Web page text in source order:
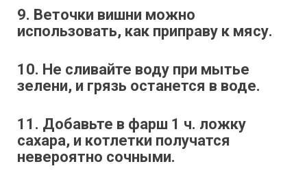
9. Веточки вишни можно
использовать, как приправу к мясу.
10. Не сливайте воду при мытье
зелени, и грязь останется в воде.
11. Добавьте в фарш 1 ч. ложку
сахара, и котлетки получатся
невероятно сочными.